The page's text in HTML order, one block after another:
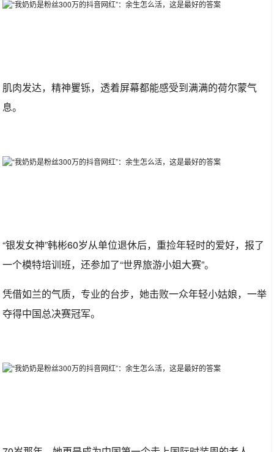
肌肉发达，精神矍铄，透着屏幕都能感受到满满的荷尔蒙气
息。
“银发女神”韩彬60岁从单位退休后，重捡年轻时的爱好，报了
一个模特培训班，还参加了“世界旅游小姐大赛”。
凭借如兰的气质，专业的台步，她击败一众年轻小姑娘，一举
夺得中国总决赛冠军。